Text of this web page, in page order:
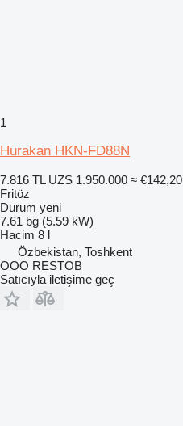
1
Hurakan HKN-FD88N
7.816 TL UZS 1.950.000 ≈ €142,20
Fritöz
Durum yeni
7.61 bg (5.59 kW)
Hacim 8 l
Özbekistan, Toshkent
OOO RESTOB
Satıcıyla iletişime geç